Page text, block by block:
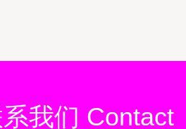
我们 Contact